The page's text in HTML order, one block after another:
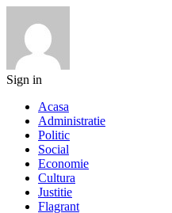
Sign in
Acasa
Administratie
Politic
Social
Economie
Cultura
Justitie
Flagrant